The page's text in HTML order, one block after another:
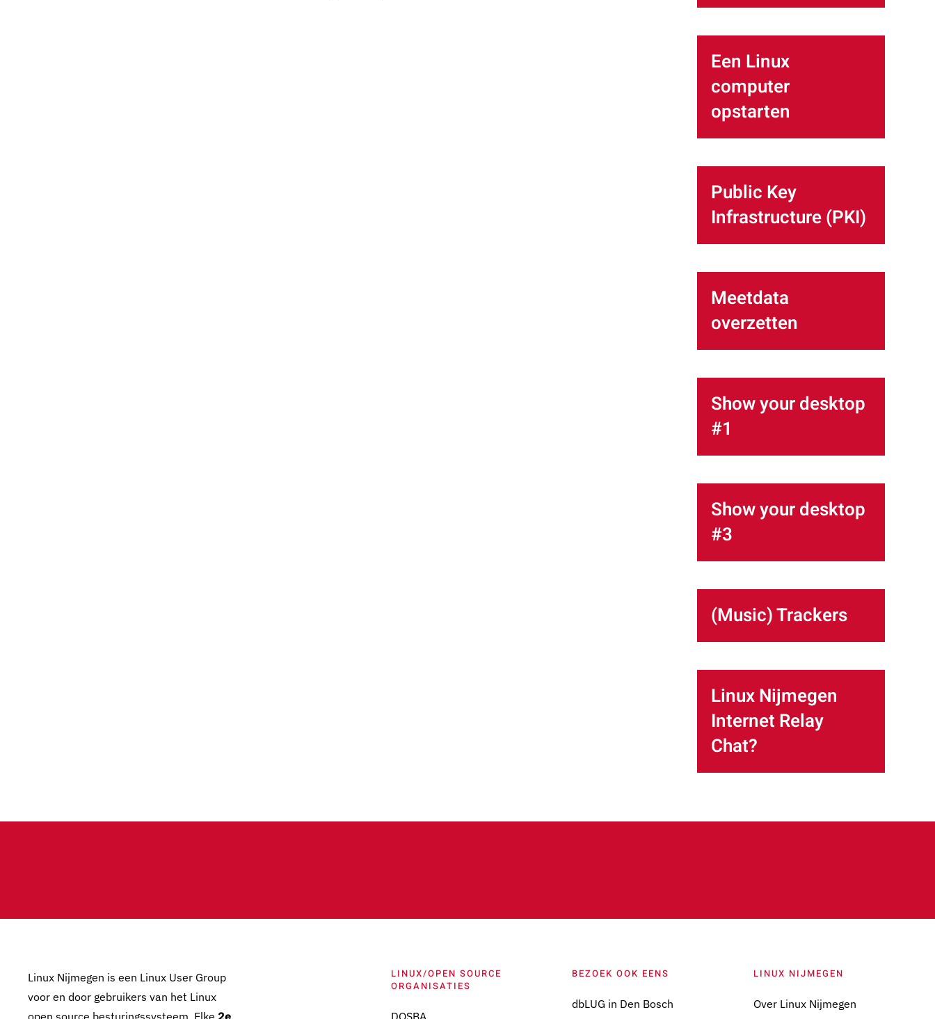
Een Linux
computer
opstarten
Public Key
Infrastructure (PKI)
Meetdata
overzetten
Show your desktop
#1
Show your desktop
#3
(Music) Trackers
Linux Nijmegen
Internet Relay
Chat?
Linux Nijmegen is een Linux User Group
voor en door gebruikers van het Linux
open source besturingssysteem. Elke 2e
LINUX/OPEN SOURCE
ORGANISATIES
DOSBA
BEZOEK OOK EENS
dbLUG in Den Bosch
LINUX NIJMEGEN
Over Linux Nijmegen